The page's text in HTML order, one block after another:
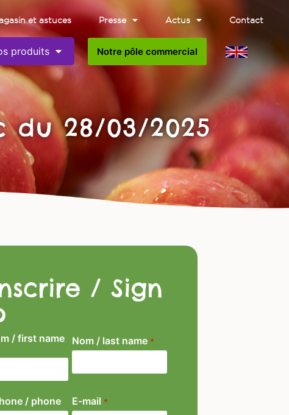
et astuces Presse Actus Contact
produits Notre pôle commercial
du 28/03/2025
/ Sign
/ first name Nom / last name *
/ phone E-mail *